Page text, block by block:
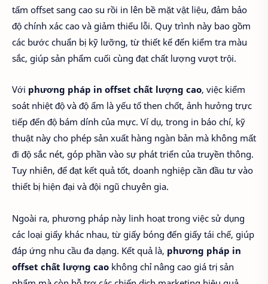
tấm offset sang cao su rồi in lên bề mặt vật liệu, đảm bảo
độ chính xác cao và giảm thiểu lỗi. Quy trình này bao gồm
các bước chuẩn bị kỹ lưỡng, từ thiết kế đến kiểm tra màu
sắc, giúp sản phẩm cuối cùng đạt chất lượng vượt trội.
Với phương pháp in offset chất lượng cao, việc kiểm
soát nhiệt độ và độ ẩm là yếu tố then chốt, ảnh hưởng trực
tiếp đến độ bám dính của mực. Ví dụ, trong in báo chí, kỹ
thuật này cho phép sản xuất hàng ngàn bản mà không mất
đi độ sắc nét, góp phần vào sự phát triển của truyền thông.
Tuy nhiên, để đạt kết quả tốt, doanh nghiệp cần đầu tư vào
thiết bị hiện đại và đội ngũ chuyên gia.
Ngoài ra, phương pháp này linh hoạt trong việc sử dụng
các loại giấy khác nhau, từ giấy bóng đến giấy tái chế, giúp
đáp ứng nhu cầu đa dạng. Kết quả là, phương pháp in
offset chất lượng cao không chỉ nâng cao giá trị sản